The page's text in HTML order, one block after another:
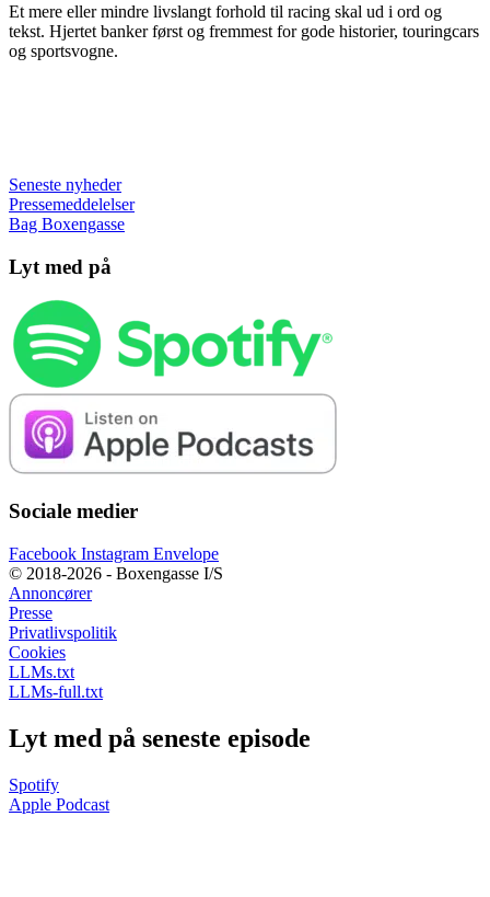
Et mere eller mindre livslangt forhold til racing skal ud i ord og
tekst. Hjertet banker først og fremmest for gode historier, touringcars
og sportsvogne.
Seneste nyheder
Pressemeddelelser
Bag Boxengasse
Lyt med på
Sociale medier
Facebook Instagram Envelope
© 2018-2026 - Boxengasse I/S
Annoncører
Presse
Privatlivspolitik
Cookies
LLMs.txt
LLMs-full.txt
Lyt med på seneste episode
Spotify
Apple Podcast